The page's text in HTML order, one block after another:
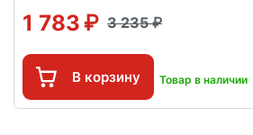
1 783 3 235
В корзину Товар в наличии